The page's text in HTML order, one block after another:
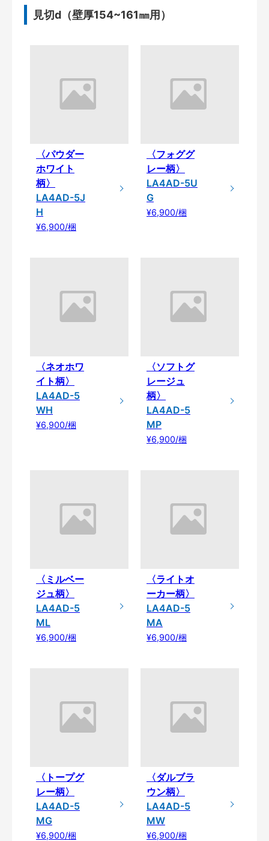
見切d（壁厚154~161㎜用）
〈パウダー
ホワイト
柄〉
LA4AD-5J
H
¥6,900/梱
〈フォググ
レー柄〉
LA4AD-5U
G
¥6,900/梱
〈ネオホワ
イト柄〉
LA4AD-5
WH
¥6,900/梱
〈ソフトグ
レージュ
柄〉
LA4AD-5
MP
¥6,900/梱
〈ミルベー
ジュ柄〉
LA4AD-5
ML
¥6,900/梱
〈ライトオ
ーカー柄〉
LA4AD-5
MA
¥6,900/梱
〈トープグ
レー柄〉
LA4AD-5
MG
¥6,900/梱
〈ダルブラ
ウン柄〉
LA4AD-5
MW
¥6,900/梱